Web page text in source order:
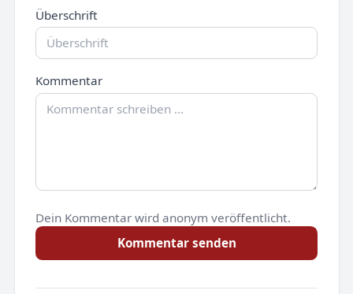
Überschrift
Kommentar
Dein Kommentar wird anonym veröffentlicht.
Kommentar senden